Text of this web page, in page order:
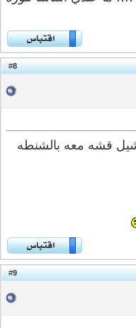
قشه معه بالشنطه